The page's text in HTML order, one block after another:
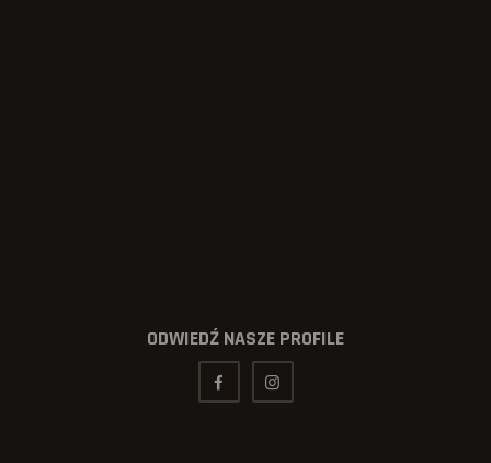
ODWIEDŹ NASZE PROFILE